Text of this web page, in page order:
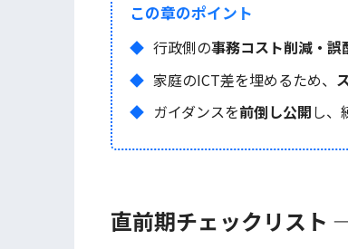
この章のポイント
行政側の事務コスト削減・誤
家庭のICT差を埋めるため、
ガイダンスを前倒し公開し、
直前期チェックリスト